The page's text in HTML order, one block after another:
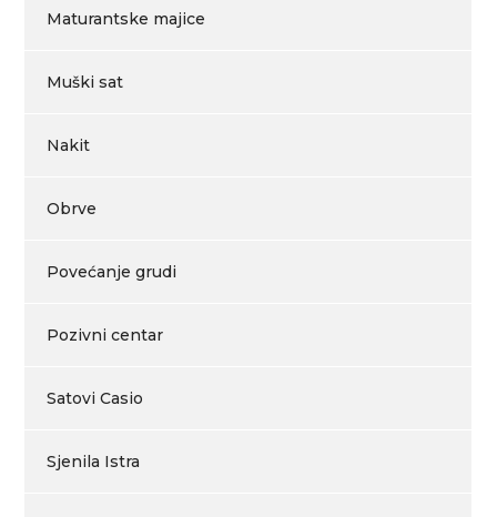
Maturantske majice
Muški sat
Nakit
Obrve
Povećanje grudi
Pozivni centar
Satovi Casio
Sjenila Istra